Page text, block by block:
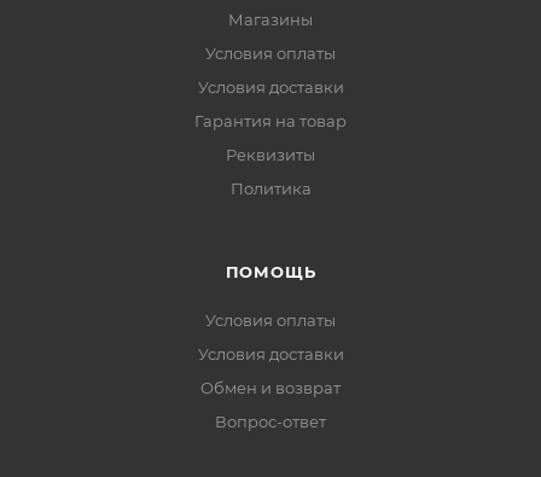
Магазины
Условия оплаты
Условия доставки
Гарантия на товар
Реквизиты
Политика
ПОМОЩЬ
Условия оплаты
Условия доставки
Обмен и возврат
Вопрос-ответ